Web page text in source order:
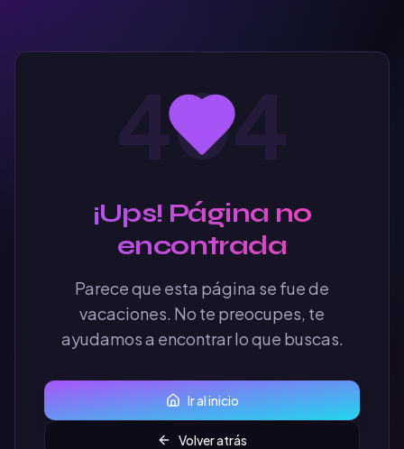
404
¡Ups! Página no
encontrada
Parece que esta página se fue de
vacaciones. No te preocupes, te
ayudamos a encontrar lo que buscas.
Ir al inicio
Volver atrás